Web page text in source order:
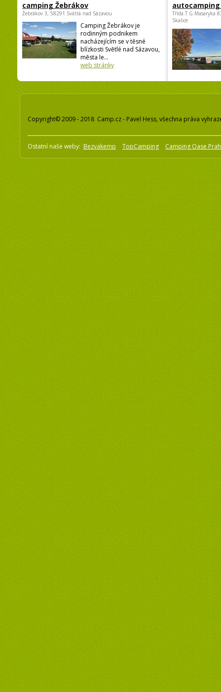
camping Žebrákov
Žebrákov 3, 58291 Světlá nad Sázavou
Camping Žebrákov je
rodinným podnikem
nacházejícím se v těsné
blízkosti Světlé nad Sázavou,
města le...
web stránky
autocamping
Třída.T.G.Masaryka
Skalice
Copyright© 2009 - 2018 Camp.cz - Pavel Hess, všechna práva
Ostatní naše weby: Bezvakemp TopCamping Camping Oase